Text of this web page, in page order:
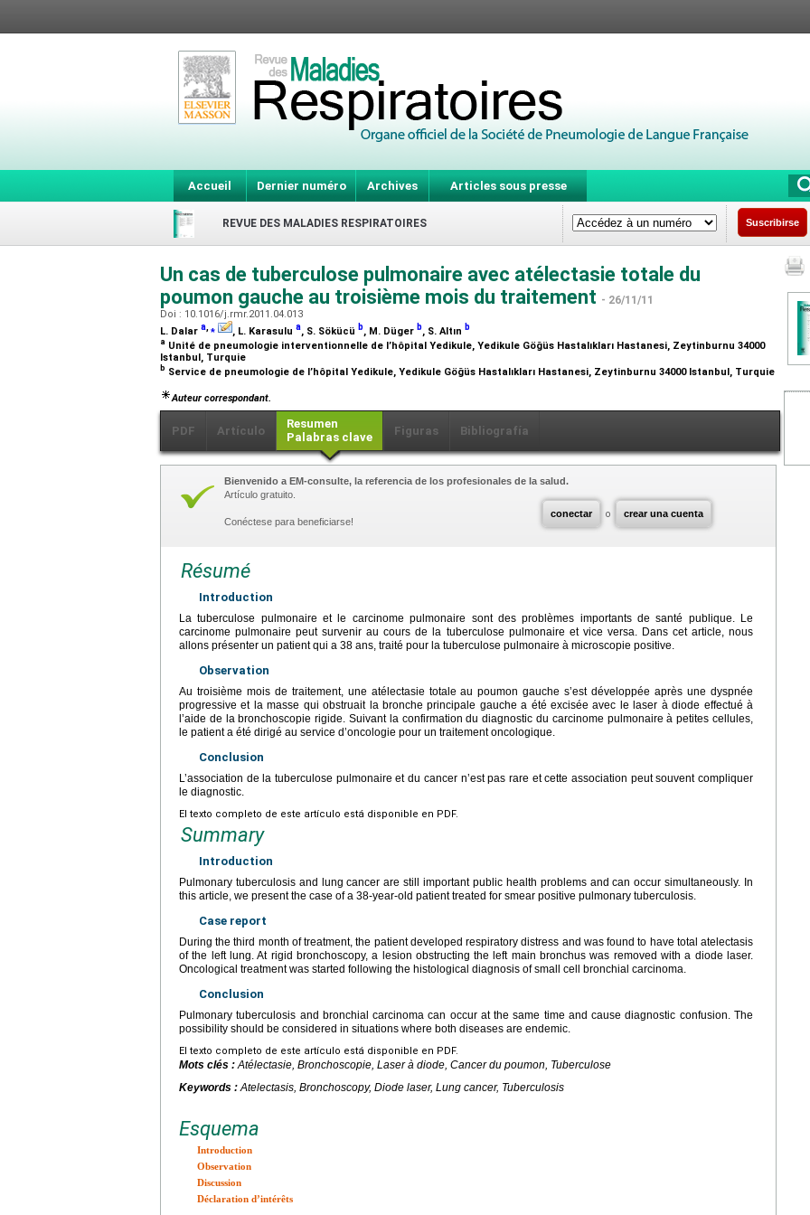
Accueil Dernier numéro Archives Articles sous presse
REVUE DES MALADIES RESPIRATOIRES Suscribirse
Un cas de tuberculose pulmonaire avec atélectasie totale du
poumon gauche au troisième mois du traitement - 26/11/11
Doi : 10.1016/j.rmr.2011.04.013
L. Dalar a,⁎ , L. Karasulu a, S. Sökücü b, M. Düger b, S. Altın b
a Unité de pneumologie interventionnelle de l’hôpital Yedikule, Yedikule Göğüs Hastalıkları Hastanesi, Zeytinburnu 34000
Istanbul, Turquie
b Service de pneumologie de l’hôpital Yedikule, Yedikule Göğüs Hastalıkları Hastanesi, Zeytinburnu 34000 Istanbul, Turquie
Auteur correspondant.
PDF Artículo
Resumen
Palabras clave
Figuras Bibliografía
conectar o crear una cuenta
Bienvenido a EM-consulte, la referencia de los profesionales de la salud.
Artículo gratuito.
Conéctese para beneficiarse!
Résumé
Introduction
La tuberculose pulmonaire et le carcinome pulmonaire sont des problèmes importants de santé publique. Le
carcinome pulmonaire peut survenir au cours de la tuberculose pulmonaire et vice versa. Dans cet article, nous
allons présenter un patient qui a 38 ans, traité pour la tuberculose pulmonaire à microscopie positive.
Observation
Au troisième mois de traitement, une atélectasie totale au poumon gauche s’est développée après une dyspnée
progressive et la masse qui obstruait la bronche principale gauche a été excisée avec le laser à diode effectué à
l’aide de la bronchoscopie rigide. Suivant la confirmation du diagnostic du carcinome pulmonaire à petites cellules,
le patient a été dirigé au service d’oncologie pour un traitement oncologique.
Conclusion
L’association de la tuberculose pulmonaire et du cancer n’est pas rare et cette association peut souvent compliquer
le diagnostic.
El texto completo de este artículo está disponible en PDF.
Summary
Introduction
Pulmonary tuberculosis and lung cancer are still important public health problems and can occur simultaneously. In
this article, we present the case of a 38-year-old patient treated for smear positive pulmonary tuberculosis.
Case report
During the third month of treatment, the patient developed respiratory distress and was found to have total atelectasis
of the left lung. At rigid bronchoscopy, a lesion obstructing the left main bronchus was removed with a diode laser.
Oncological treatment was started following the histological diagnosis of small cell bronchial carcinoma.
Conclusion
Pulmonary tuberculosis and bronchial carcinoma can occur at the same time and cause diagnostic confusion. The
possibility should be considered in situations where both diseases are endemic.
El texto completo de este artículo está disponible en PDF.
Mots clés :Atélectasie, Bronchoscopie, Laser à diode, Cancer du poumon, Tuberculose
Keywords :Atelectasis, Bronchoscopy, Diode laser, Lung cancer, Tuberculosis
Esquema
Introduction
Observation
Discussion
Déclaration d’intérêts